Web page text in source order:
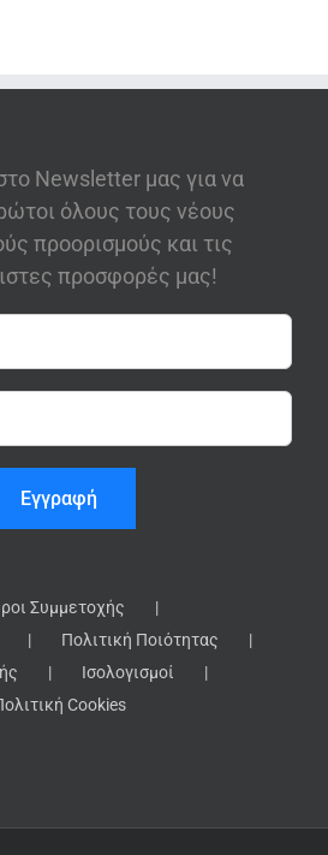
Newsletter μας για να
όλους τους νέους
προορισμούς και τις
προσφορές μας!
Συμμετοχής
Πολιτική Ποιότητας
Ισολογισμοί
Cookies